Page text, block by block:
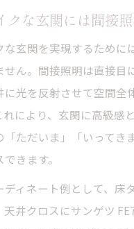
クな玄関には間接
な玄関を実現するために
せん。間接照明は直接目
に光を反射させて空間全
れにより、玄関に高級感
「ただいま」「いってき
きます。
ディネート例として、床
天井クロスにサンゲツ